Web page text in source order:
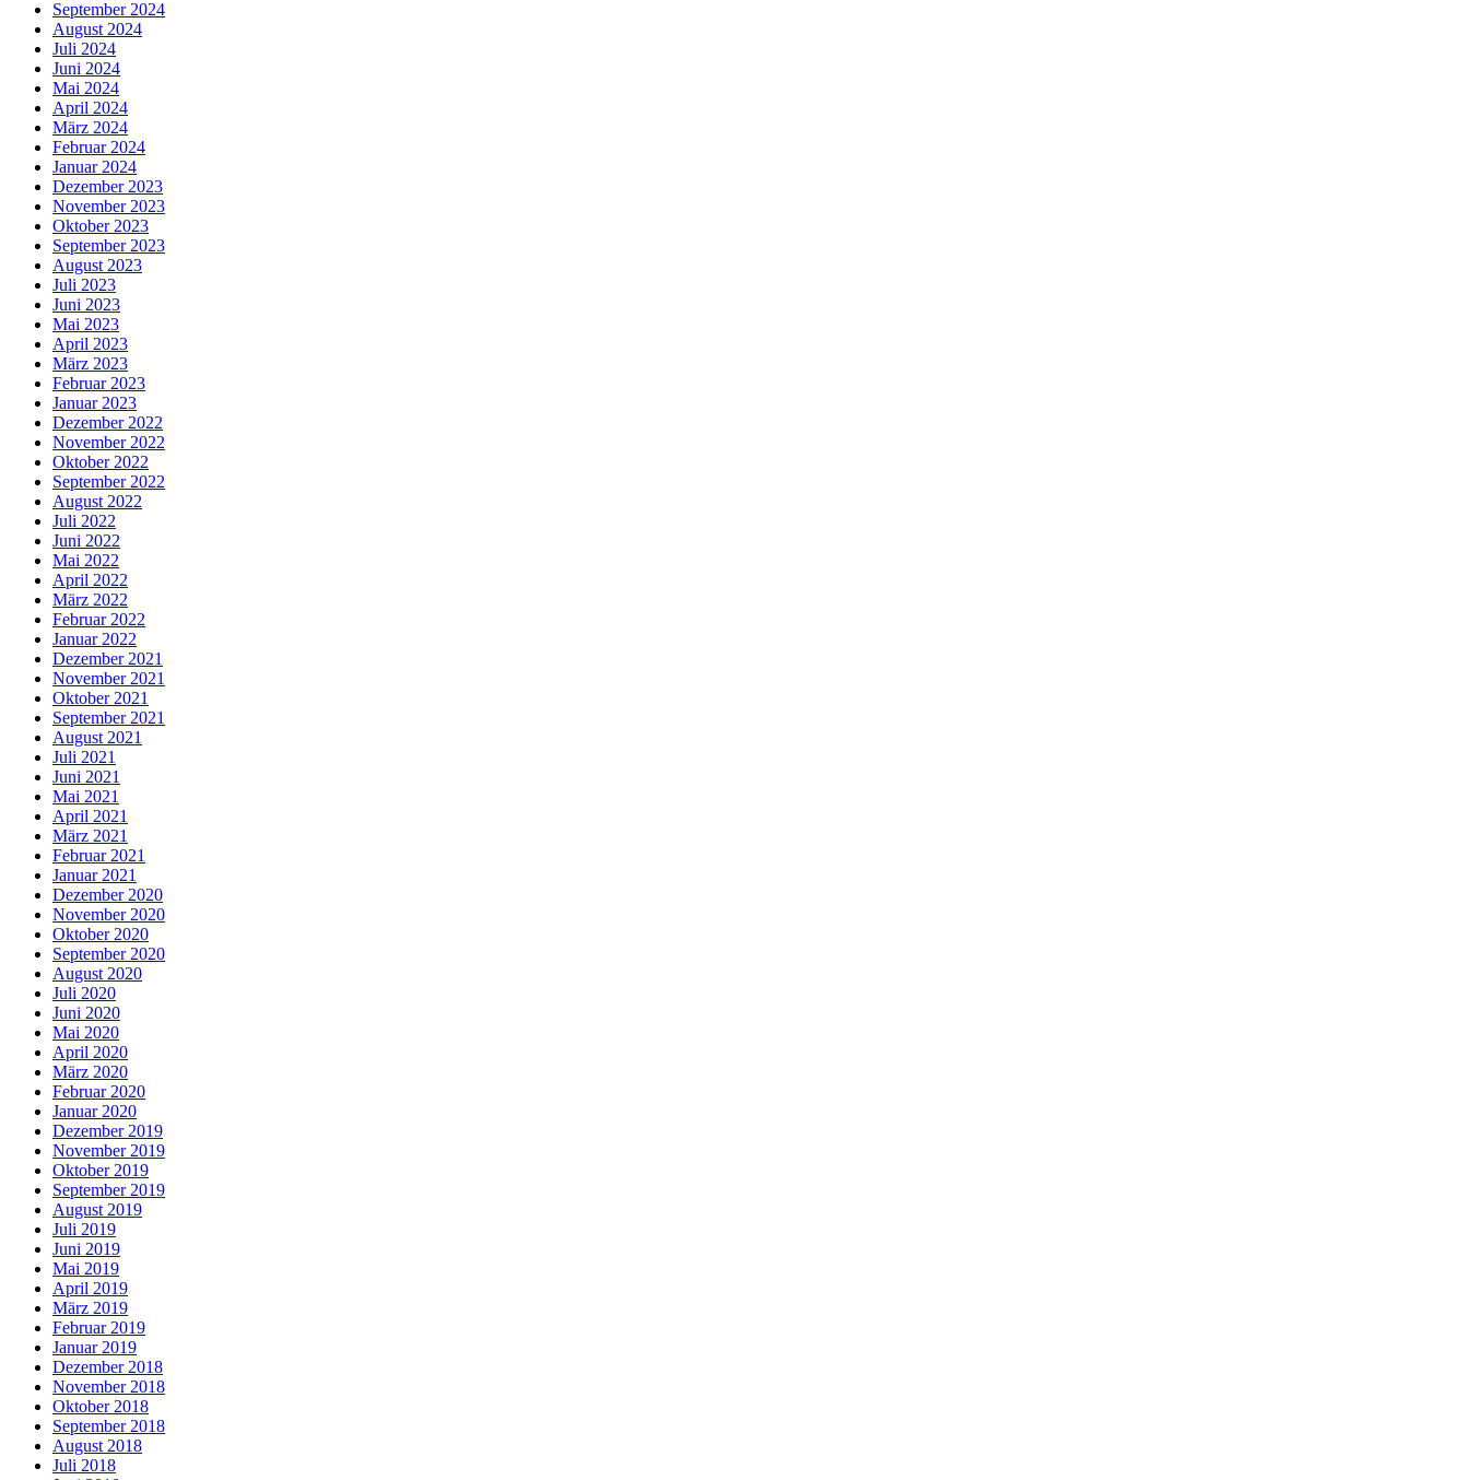
September 2024
August 2024
Juli 2024
Juni 2024
Mai 2024
April 2024
März 2024
Februar 2024
Januar 2024
Dezember 2023
November 2023
Oktober 2023
September 2023
August 2023
Juli 2023
Juni 2023
Mai 2023
April 2023
März 2023
Februar 2023
Januar 2023
Dezember 2022
November 2022
Oktober 2022
September 2022
August 2022
Juli 2022
Juni 2022
Mai 2022
April 2022
März 2022
Februar 2022
Januar 2022
Dezember 2021
November 2021
Oktober 2021
September 2021
August 2021
Juli 2021
Juni 2021
Mai 2021
April 2021
März 2021
Februar 2021
Januar 2021
Dezember 2020
November 2020
Oktober 2020
September 2020
August 2020
Juli 2020
Juni 2020
Mai 2020
April 2020
März 2020
Februar 2020
Januar 2020
Dezember 2019
November 2019
Oktober 2019
September 2019
August 2019
Juli 2019
Juni 2019
Mai 2019
April 2019
März 2019
Februar 2019
Januar 2019
Dezember 2018
November 2018
Oktober 2018
September 2018
August 2018
Juli 2018